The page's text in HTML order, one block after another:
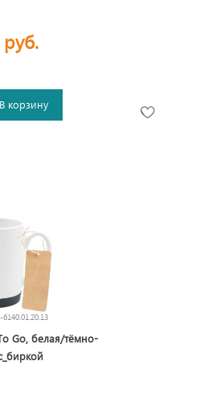
В корзину
6140.01.20.13
Go, белая/тёмно-